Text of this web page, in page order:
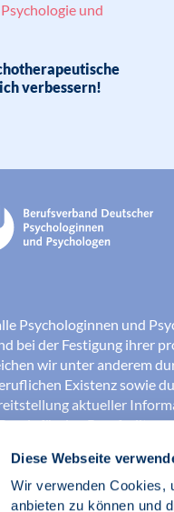
Diese Webseite
Wir verwenden Cookies,
anbieten zu können und
und
verbessern!
Psychologinnen und
bei der Festigung ihrer
wir unter anderem
Existenz sowie
aktueller
für den Berufsalltag.
sichern Berufsfelder und
kompetent
Darüber hinaus stärken